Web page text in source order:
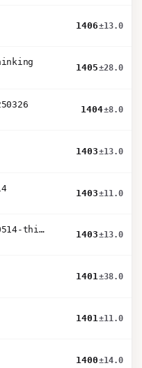
1406±13.0
1405±28.0
1404±8.0
1403±13.0
1403±11.0
claude-sonnet-4-20250514-thinking-32k
1403±13.0
1401±38.0
1401±11.0
1400±14.0